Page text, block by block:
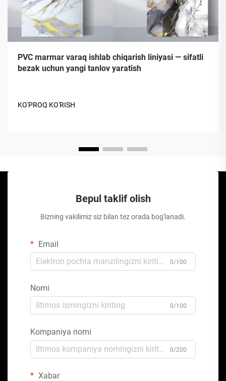
PVC marmar varaq ishlab chiqarish liniyasi — sifatli
bezak uchun yangi tanlov yaratish
KO'PROQ KO'RISH
Bepul taklif olish
Bizning vakilimiz siz bilan tez orada bog'lanadi.
Email
0/100
Nomi
0/100
Kompaniya nomi
0/200
Xabar